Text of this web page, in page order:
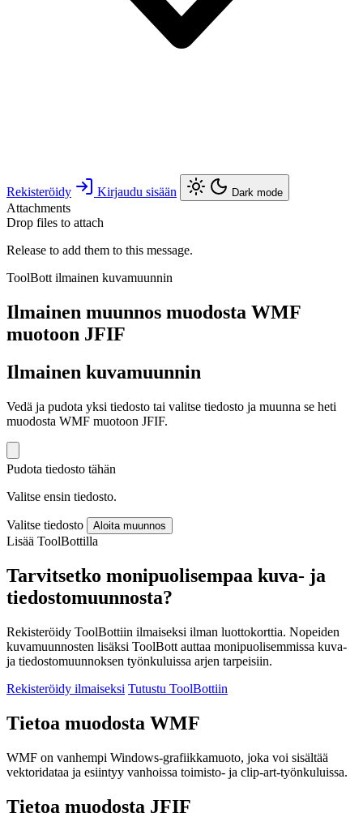
Rekisteröidy Kirjaudu sisään Dark mode
Attachments
Drop files to attach
Release to add them to this message.
ToolBott ilmainen kuvamuunnin
Ilmainen muunnos muodosta WMF
muotoon JFIF
Ilmainen kuvamuunnin
Vedä ja pudota yksi tiedosto tai valitse tiedosto ja muunna se heti
muodosta WMF muotoon JFIF.
Pudota tiedosto tähän
Valitse ensin tiedosto.
Valitse tiedosto Aloita muunnos
Lisää ToolBottilla
Tarvitsetko monipuolisempaa kuva- ja
tiedostomuunnosta?
Rekisteröidy ToolBottiin ilmaiseksi ilman luottokorttia. Nopeiden
kuvamuunnosten lisäksi ToolBott auttaa monipuolisemmissa kuva-
ja tiedostomuunnoksen työnkuluissa arjen tarpeisiin.
Rekisteröidy ilmaiseksi Tutustu ToolBottiin
Tietoa muodosta WMF
WMF on vanhempi Windows-grafiikkamuoto, joka voi sisältää
vektoridataa ja esiintyy vanhoissa toimisto- ja clip-art-työnkuluissa.
Tietoa muodosta JFIF